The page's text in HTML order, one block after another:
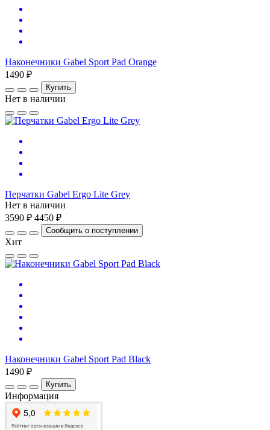
Наконечники Gabel Sport Pad Orange
1490 ₽
Купить
Нет в наличии
Перчатки Gabel Ergo Lite Grey
Нет в наличии
3590 ₽ 4450 ₽
Сообщить о поступлении
Хит
Наконечники Gabel Sport Pad Black
1490 ₽
Купить
Информация